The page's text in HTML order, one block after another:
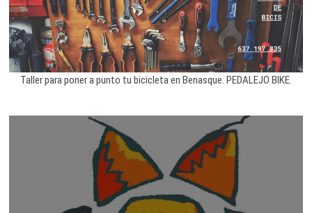
Taller para poner a punto tu bicicleta en Benasque. PEDALEJO BIKE.